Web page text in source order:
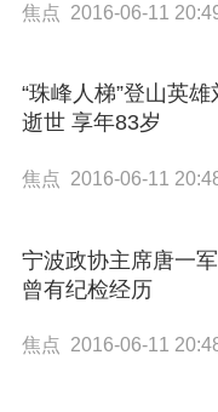
焦点 2016-06-11
“珠峰人梯”登山英
逝世 享年83岁
焦点 2016-06-11
宁波政协主席唐一
曾有纪检经历
焦点 2016-06-11